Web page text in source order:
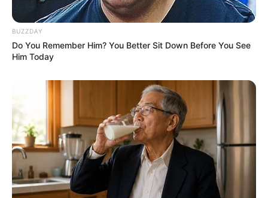
BUZZDAY
Do You Remember Him? You Better Sit Down Before You See
Him Today